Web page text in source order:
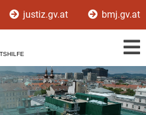
justiz.gv.at bmj.gv.at